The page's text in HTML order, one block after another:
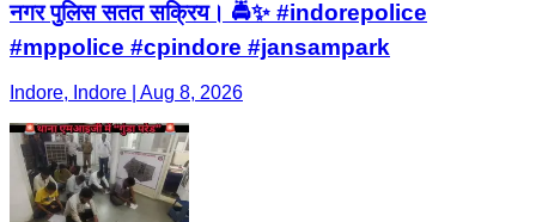
नगर पुलिस सतत सक्रिय। 🚔✨ #indorepolice
#mppolice #cpindore #jansampark
Indore, Indore | Aug 8, 2026